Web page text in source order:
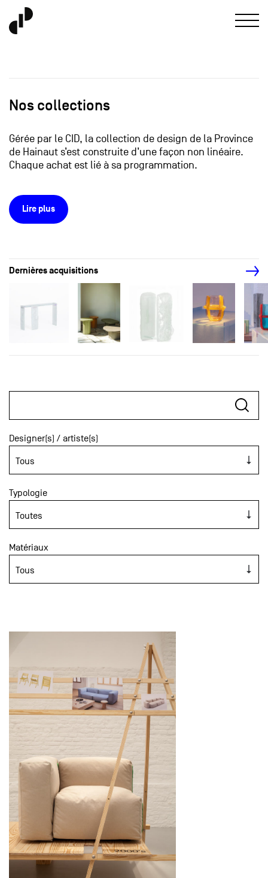
Nos collections
Gérée par le CID, la collection de design de la Province
de Hainaut s’est construite d’une façon non linéaire.
Chaque achat est lié à sa programmation.
Lire plus
Dernières acquisitions
Designer(s) / artiste(s)
Typologie
Matériaux